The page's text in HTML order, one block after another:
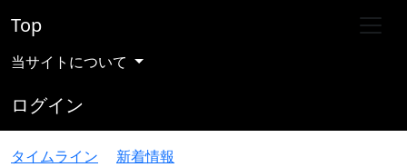
Top
当サイトについて
ログイン
タイムライン 新着情報